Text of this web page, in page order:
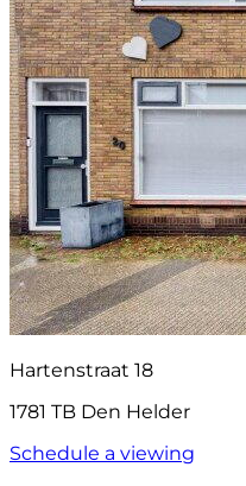
Hartenstraat 18
1781 TB Den Helder
Schedule a viewing